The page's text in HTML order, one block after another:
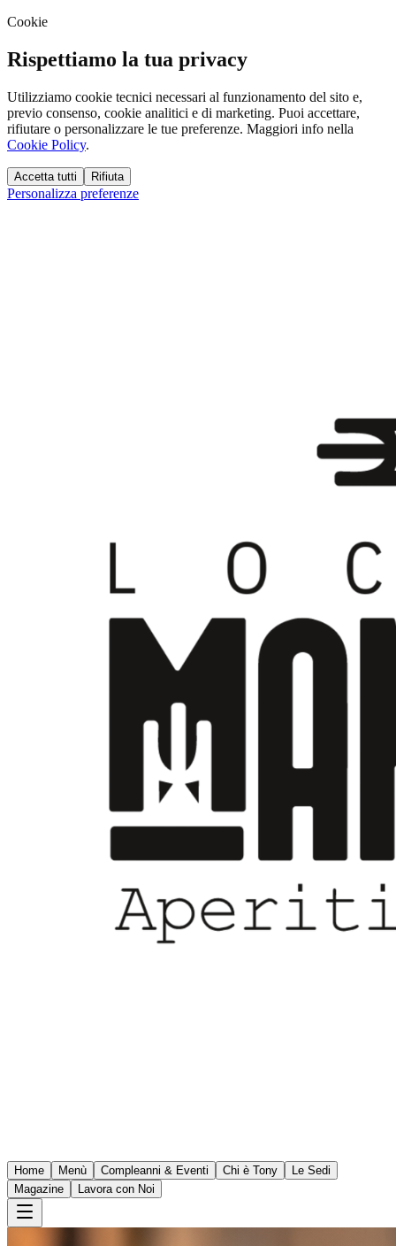
Cookie
Rispettiamo la tua privacy
Utilizziamo cookie tecnici necessari al funzionamento del sito e,
previo consenso, cookie analitici e di marketing. Puoi accettare,
rifiutare o personalizzare le tue preferenze. Maggiori info nella
Cookie Policy.
Accetta tutti Rifiuta
Personalizza preferenze
Home Menù Compleanni & Eventi Chi è Tony
Le Sedi
Magazine
Lavora con Noi